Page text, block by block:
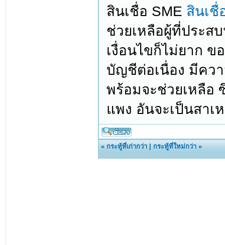
สินเชื่อ SME สินเ
ช่วยเหลือผู้ที่ประส
เงื่อนไขก็ไม่ยาก ข
บัญชีต่อเนื่อง มีคว
พร้อมจะช่วยเหลือ
แพง อันจะเป็นสาเ
«กระทู้ที่เก่ากว่า |กระทู้ที่ใหม่กว่า »